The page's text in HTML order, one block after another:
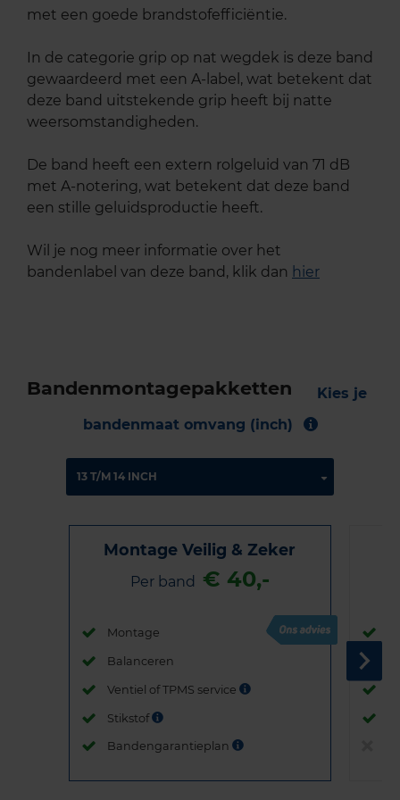
met een goede brandstofefficiëntie.
In de categorie grip op nat wegdek is deze band
gewaardeerd met een A-label, wat betekent dat
deze band uitstekende grip heeft bij natte
weersomstandigheden.
De band heeft een extern rolgeluid van 71 dB
met A-notering, wat betekent dat deze band
een stille geluidsproductie heeft.
Wil je nog meer informatie over het
bandenlabel van deze band, klik dan hier
Bandenmontagepakketten
Kies je
bandenmaat omvang (inch)
Montage Veilig & Zeker
Per band € 40,-
Montage
Balanceren
Ventiel of TPMS service
Stikstof
Bandengarantieplan